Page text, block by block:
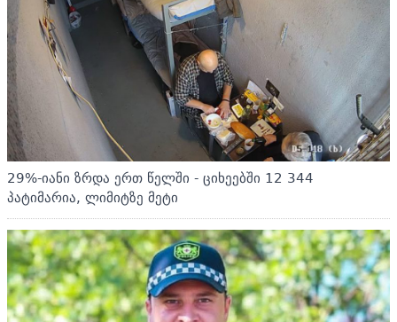
29%-იანი ზრდა ერთ წელში - ციხეებში 12 344
პატიმარია, ლიმიტზე მეტი